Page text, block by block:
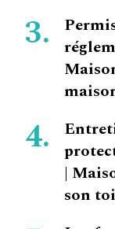
|
son